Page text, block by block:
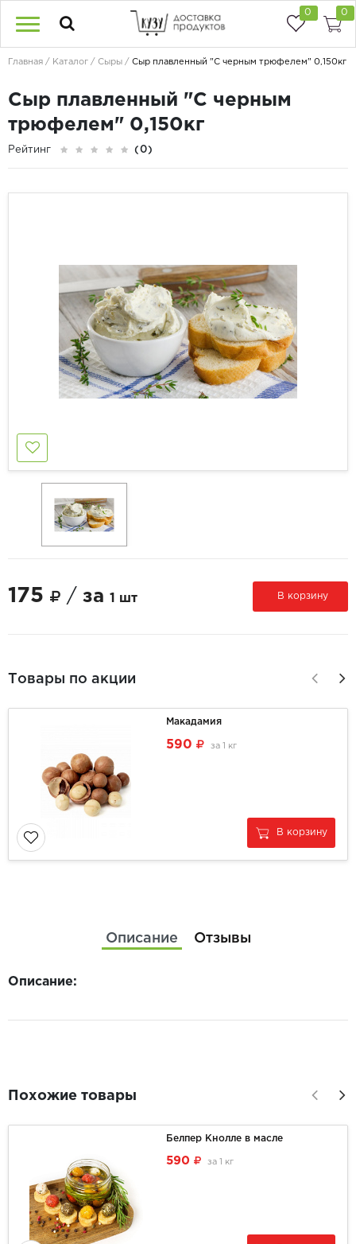
0 0
Главная Каталог Сыры Сыр плавленный "С черным трюфелем" 0,150кг
Сыр плавленный "С черным
трюфелем" 0,150кг
Рейтинг (0)
175 / за 1 шт В корзину
Товары по акции
Макадамия
590 за 1 кг
В корзину
Описание Отзывы
Описание:
Похожие товары
Белпер Кнолле в масле
590 за 1 кг